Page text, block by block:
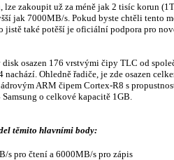
lze zakoupit už za méně jak 2 tisíc korun
jak 7000MB/s. Pokud byste chtěli tento
také potěší je oficiální podpora pro
osazen 176 vrstvými čipy TLC od
nachází. Ohledně řadiče, je zde osazen
ARM čipem Cortex-R8 s
o celkové kapacitě 1GB.
těmito hlavními body:
s pro čtení a 6000MB/s pro zápis